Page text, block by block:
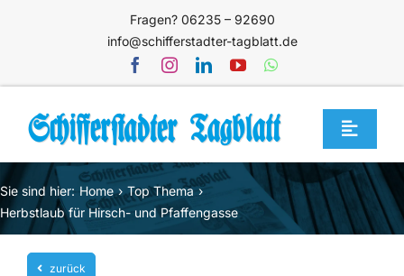
Fragen? 06235 – 92690
info@schifferstadter-tagblatt.de
Toggle
Home
Themen
Blog
Sie sind hier: Home
Top Thema
Herbstlaub für Hirsch- und Pfaffengasse
zurück